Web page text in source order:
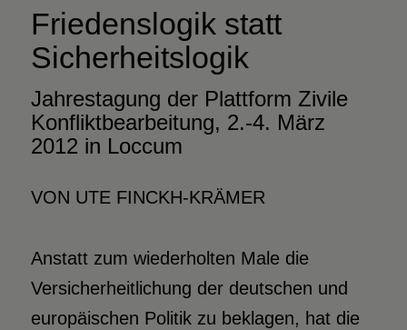
Friedenslogik statt
Sicherheitslogik
Jahrestagung der Plattform Zivile
Konfliktbearbeitung, 2.-4. März
2012 in Loccum
VON UTE FINCKH-KRÄMER
Anstatt zum wiederholten Male die
Versicherheitlichung der deutschen und
europäischen Politik zu beklagen, hat die